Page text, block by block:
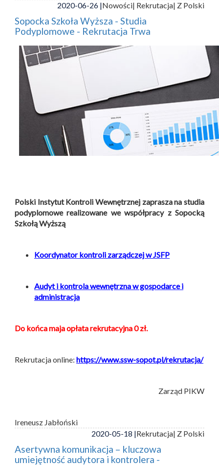
2020-06-26 |Nowości| Rekrutacja| Z Polski
Sopocka Szkoła Wyższa - Studia
Podyplomowe - Rekrutacja Trwa
Polski Instytut Kontroli Wewnętrznej zaprasza na studia
podyplomowe realizowane we współpracy z Sopocką
Szkołą Wyższą
Koordynator kontroli zarządczej w JSFP
Audyt i kontrola wewnętrzna w gospodarce i
administracja
Do końca maja opłata rekrutacyjna 0 zł.
Rekrutacja online: https://www.ssw-sopot.pl/rekrutacja/
Zarząd PIKW
Ireneusz Jabłoński
2020-05-18 |Rekrutacja| Z Polski
Asertywna komunikacja – kluczowa
umiejętność audytora i kontrolera -